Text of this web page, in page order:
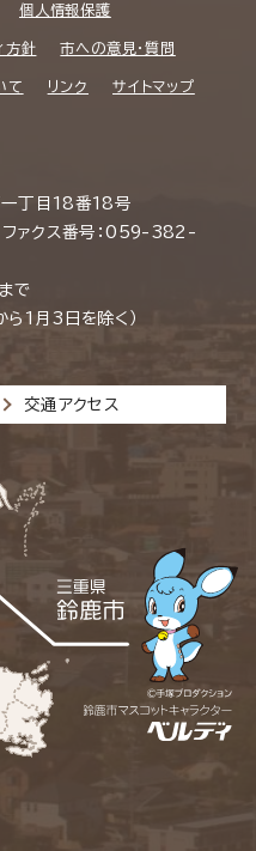
個人情報保護
方針 市への意見・質問
て リンク サイトマップ
丁目18番18号
ァクス番号：059-382-
で
ら1月3日を除く）
交通アクセス